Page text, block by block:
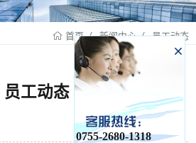
首页 新闻中心 员工动态
员工动态
0755-2680-1318